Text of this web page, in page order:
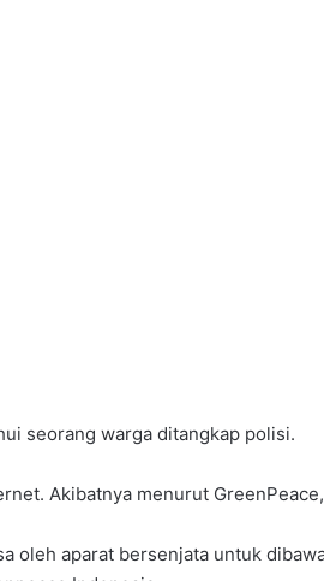
seorang warga ditangkap polisi.
Akibatnya menurut
oleh aparat bersenjata untuk